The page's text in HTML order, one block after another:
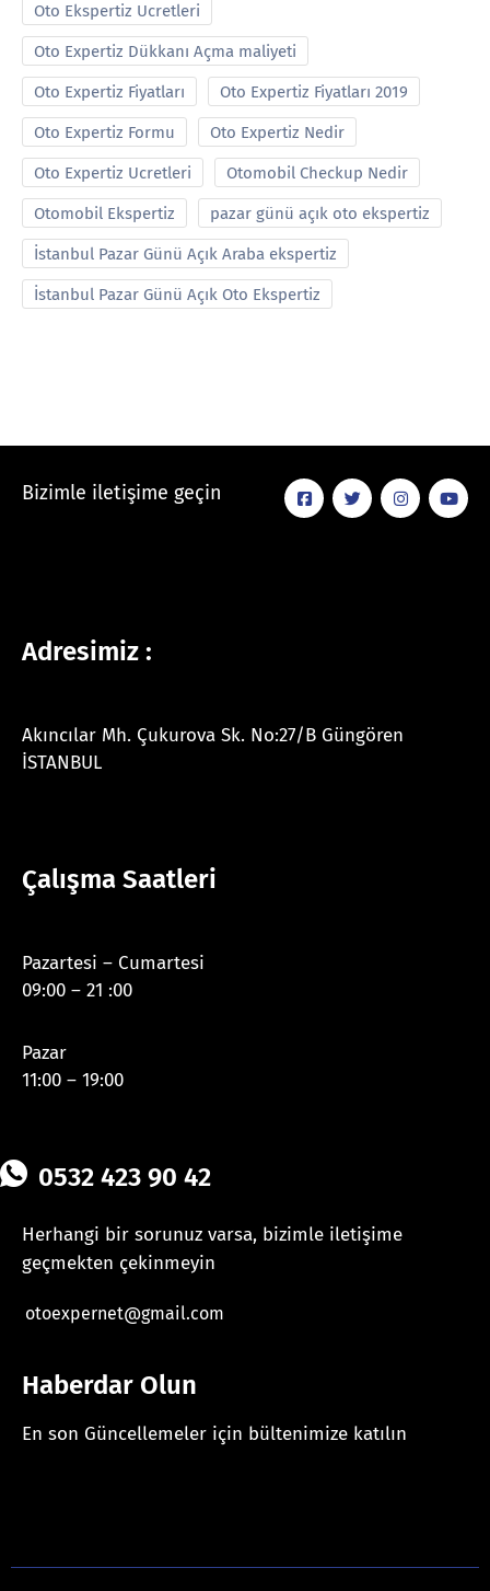
Oto Ekspertiz Ucretleri
Oto Expertiz Dükkanı Açma maliyeti
Oto Expertiz Fiyatları Oto Expertiz Fiyatları 2019
Oto Expertiz Formu Oto Expertiz Nedir
Oto Expertiz Ucretleri Otomobil Checkup Nedir
Otomobil Ekspertiz pazar günü açık oto ekspertiz
İstanbul Pazar Günü Açık Araba ekspertiz
İstanbul Pazar Günü Açık Oto Ekspertiz
Bizimle iletişime geçin
Adresimiz :
Akıncılar Mh. Çukurova Sk. No:27/B Güngören
İSTANBUL
Çalışma Saatleri
Pazartesi – Cumartesi
09:00 – 21 :00
Pazar
11:00 – 19:00
0532 423 90 42
Herhangi bir sorunuz varsa, bizimle iletişime
geçmekten çekinmeyin
otoexpernet@gmail.com
Haberdar Olun
En son Güncellemeler için bültenimize katılın